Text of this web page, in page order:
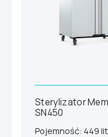
Sterylizator
SN450
Pojemność: 449